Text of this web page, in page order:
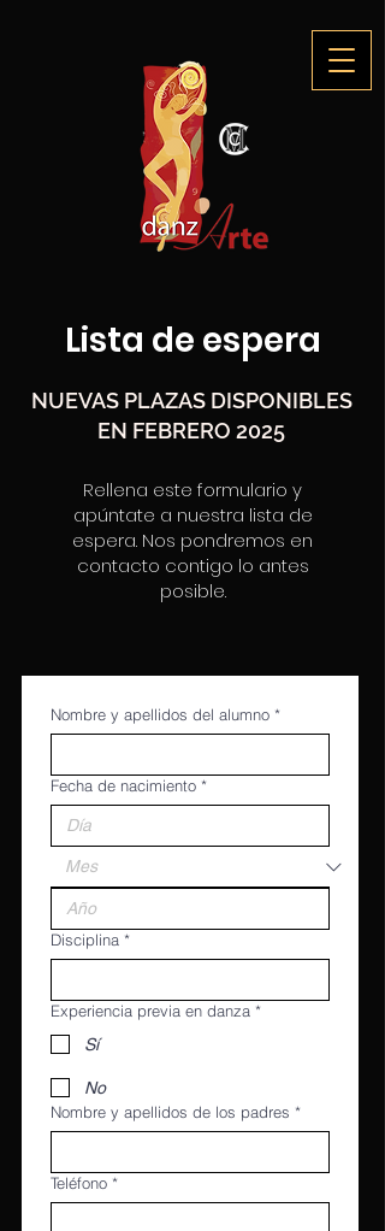
Lista de espera
NUEVAS PLAZAS DISPONIBLES
EN FEBRERO 2025
Rellena este formulario y
apúntate a nuestra lista de
espera. Nos pondremos en
contacto contigo lo antes
posible.
Nombre y apellidos del alumno *
Fecha de nacimiento *
Disciplina *
Experiencia previa en danza *
Sí
No
Nombre y apellidos de los padres *
Teléfono *